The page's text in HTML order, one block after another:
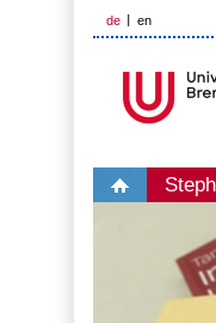
de en